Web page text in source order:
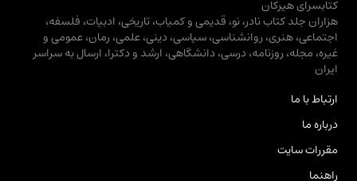
کتابسرای هیرکان
هزاران جلد کتاب نادر، نو، قدیمی و کمیاب، تاریخی، ادبیات، فلسفه،
اجتماعی، هنری، روانشناسی، سیاسی، دینی، علمی، رمان، عمومی و
غیره، مجله، روزنامه، درسی، دانشگاهی، ارشد و دکترا، ارسال به سراسر
ایران
ارتباط با ما
درباره ما
مقررات سایت
راهنما